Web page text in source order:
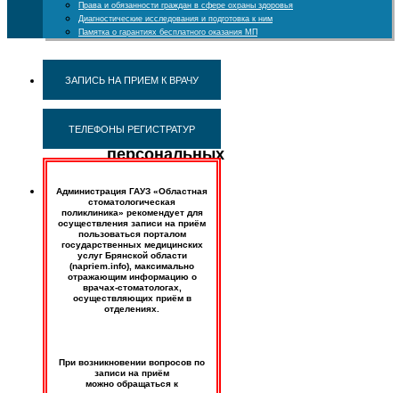
Права и обязанности граждан в сфере охраны здоровья
Диагностические исследования и подготовка к ним
Памятка о гарантиях бесплатного оказания МП
Политика
отношении
обработки
персональных
1.
Общая
часть
1.1
Настоящее
создания,
обработки
и
ЗАПИСЬ НА ПРИЕМ К ВРАЧУ
ТЕЛЕФОНЫ РЕГИСТРАТУР
Администрация ГАУЗ «Областная
стоматологическая
поликлиника» рекомендует для
осуществления записи на приём
пользоваться порталом
государственных медицинских
услуг Брянской области
(napriem.info), максимально
отражающим информацию о
врачах-стоматологах,
осуществляющих приём в
отделениях.
При возникновении вопросов по
записи на приём
можно обращаться к